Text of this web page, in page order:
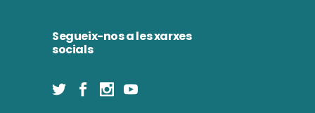
Segueix-nos a les xarxes
socials